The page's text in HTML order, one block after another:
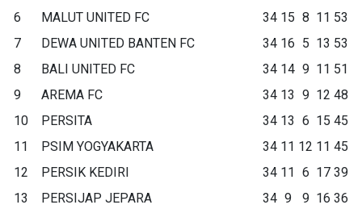
6 MALUT UNITED FC 34 15 8 11 53
7
DEWA UNITED BANTEN FC 34 16 5 13 53
8
BALI UNITED FC 34 14 9 11 51
9
AREMA FC 34 13 9 12 48
10
PERSITA 34 13 6 15 45
11
PSIM YOGYAKARTA 34 11 12 11 45
12
PERSIK KEDIRI 34 11 6 17 39
13
PERSIJAP JEPARA 34 9 9 16 36